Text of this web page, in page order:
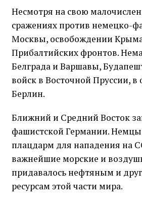
Несмотря на свою
сражениях против немецко-
Москвы, освобождении
Прибалтийских фронтов.
Белграда и Варшавы,
войск в Восточной Пруссии,
Берлин.
Ближний и Средний Восток
фашистской Германии.
плацдарм для нападения на
важнейшие морские и
придавалось нефтяным и
ресурсам этой части мира.